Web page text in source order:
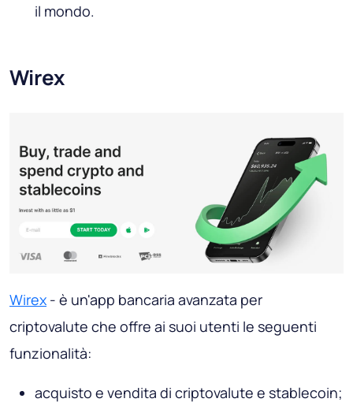
il mondo.
Wirex
Wirex - è un'app bancaria avanzata per
criptovalute che offre ai suoi utenti le seguenti
funzionalità:
acquisto e vendita di criptovalute e stablecoin;